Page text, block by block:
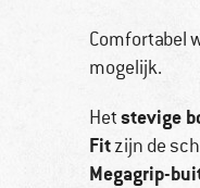
Comfortabel
mogelijk.
Hetstevige
Fitzijn de
Megagrip-